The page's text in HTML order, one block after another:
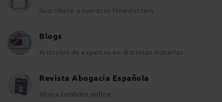
Suscríbete a nuestros Newsletters
Blogs
Artículos de expertos en distintas materias
Revista Abogacía Española
Ahora también online